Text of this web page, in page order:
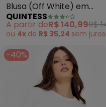
Blusa (Off White) em
Linho
QUINTESS
A partir deR$ 140,99R$
ou 4x de R$ 35,24 sem juros
-40%